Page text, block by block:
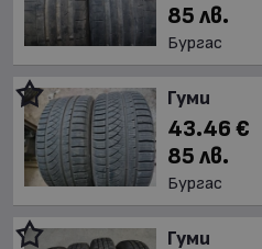
85 лв.
Бургас
Гуми
43.46 €
85 лв.
Бургас
Гуми